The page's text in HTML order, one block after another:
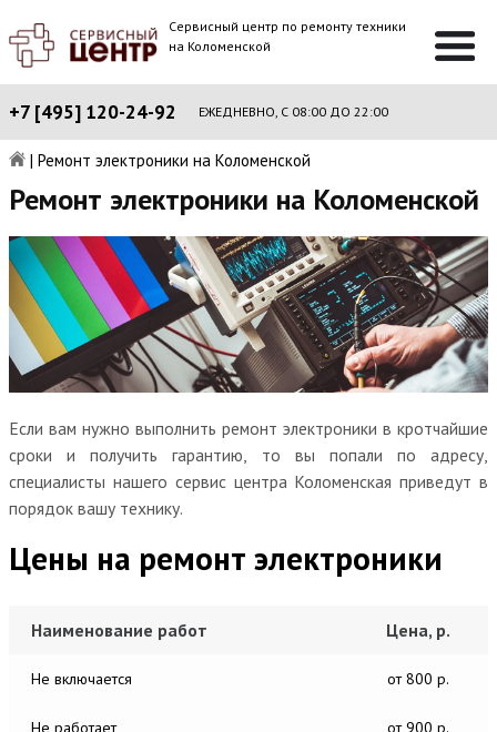
Сервисный центр по ремонту техники
на Коломенской
+7 [495] 120-24-92 ЕЖЕДНЕВНО, С 08:00 ДО 22:00
| Ремонт электроники на Коломенской
Ремонт электроники на Коломенской
Если вам нужно выполнить ремонт электроники в кротчайшие
сроки и получить гарантию, то вы попали по адресу,
специалисты нашего сервис центра Коломенская приведут в
порядок вашу технику.
Цены на ремонт электроники
Наименование работ Цена, р.
Не включается от 800 р.
Не работает от 900 р.